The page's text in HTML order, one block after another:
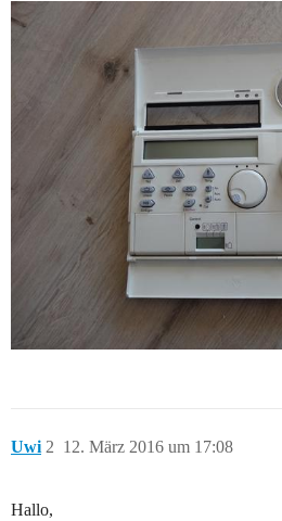
Uwi 12. März 2016 um 17:08
2
Hallo,